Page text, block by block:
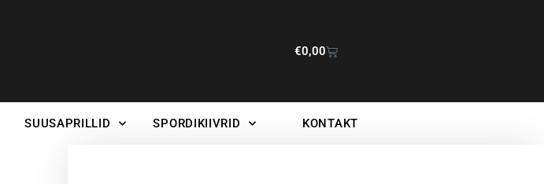
€0,00
SUUSAPRILLID SPORDIKIIVRID KONTAKT